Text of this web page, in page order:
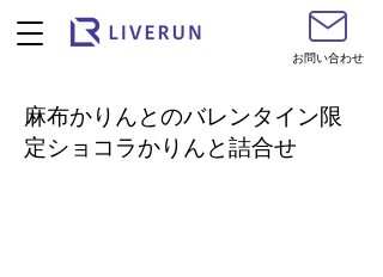
お問い合わせ
麻布かりんとのバレンタイン限
定ショコラかりんと詰合せ